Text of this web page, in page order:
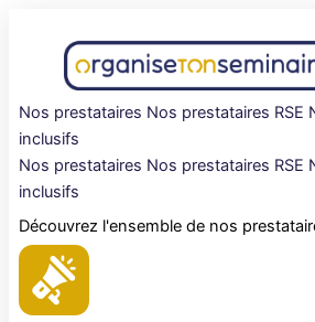
Nos prestataires Nos prestataires RSE
inclusifs
Nos prestataires Nos prestataires RSE
inclusifs
Découvrez l'ensemble de nos